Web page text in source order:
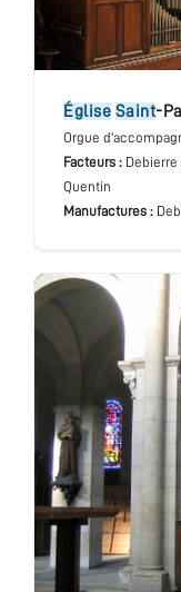
église Saint-
Orgue
Facteurs :
Quentin
Manufactures :